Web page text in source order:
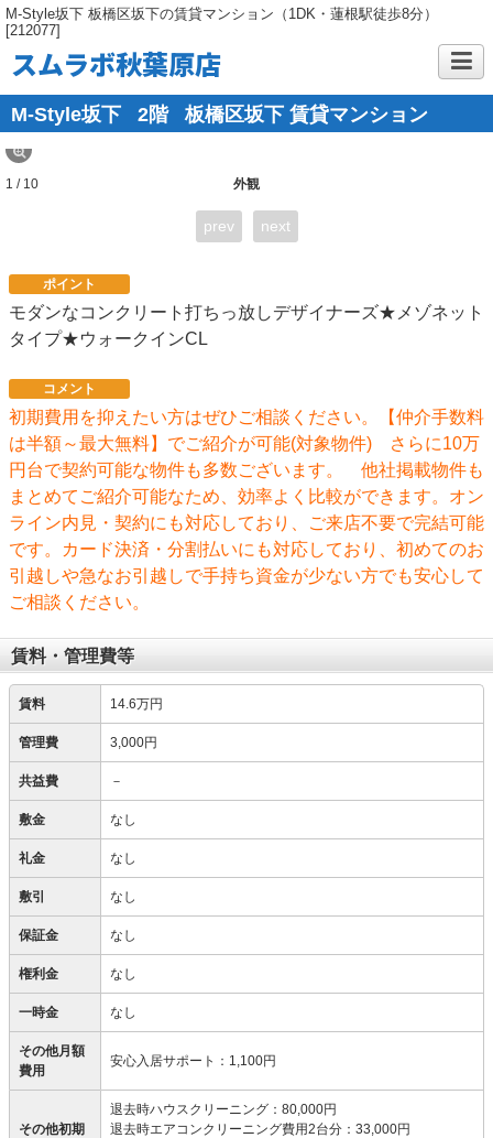
M-Style坂下 板橋区坂下の賃貸マンション（1DK・蓮根駅徒歩8分）
[212077]
スムラボ秋葉原店
M-Style坂下 2階 板橋区坂下 賃貸マンション
外観
1 / 10
prev next
ポイント
モダンなコンクリート打ちっ放しデザイナーズ★メゾネット
タイプ★ウォークインCL
コメント
初期費用を抑えたい方はぜひご相談ください。【仲介手数料
は半額～最大無料】でご紹介が可能(対象物件) さらに10万
円台で契約可能な物件も多数ございます。 他社掲載物件も
まとめてご紹介可能なため、効率よく比較ができます。オン
ライン内見・契約にも対応しており、ご来店不要で完結可能
です。カード決済・分割払いにも対応しており、初めてのお
引越しや急なお引越しで手持ち資金が少ない方でも安心して
ご相談ください。
賃料・管理費等
賃料 14.6万円
管理費 3,000円
共益費 －
敷金 なし
礼金 なし
敷引 なし
保証金 なし
権利金 なし
一時金 なし
その他月額
費用
安心入居サポート ： 1,100円
その他初期
退去時ハウスクリーニング ： 80,000円
退去時エアコンクリーニング費用2台分 ： 33,000円